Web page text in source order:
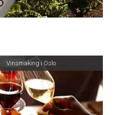
Vinsmaking i Oslo